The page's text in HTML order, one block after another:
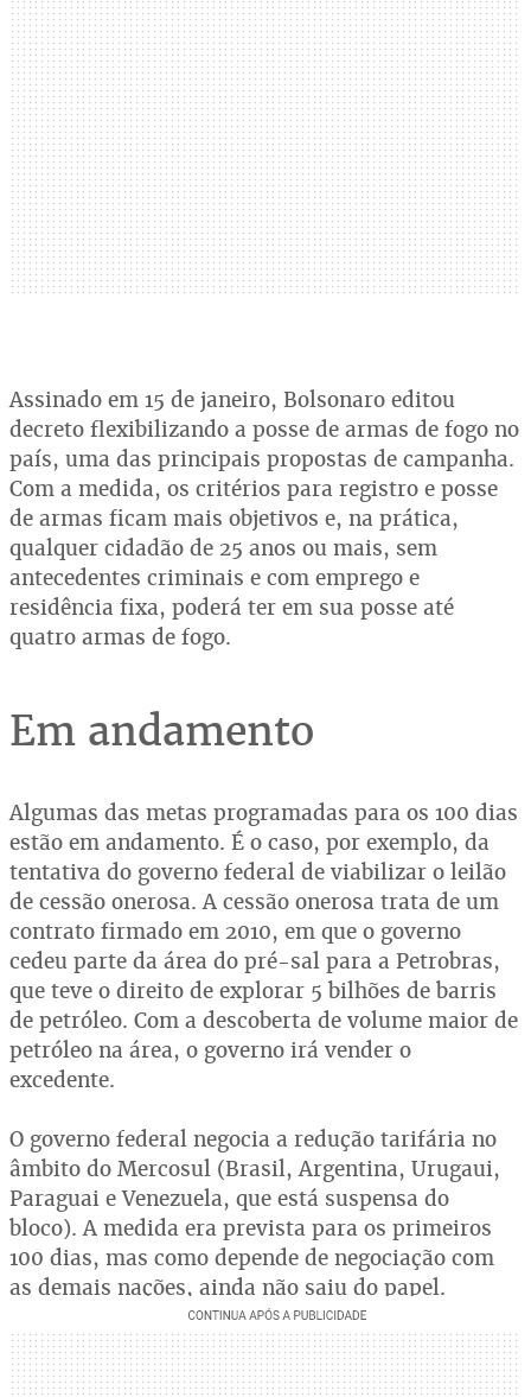
Assinado em 15 de janeiro, Bolsonaro editou
decreto flexibilizando a posse de armas de fogo no
país, uma das principais propostas de campanha.
Com a medida, os critérios para registro e posse
de armas ficam mais objetivos e, na prática,
qualquer cidadão de 25 anos ou mais, sem
antecedentes criminais e com emprego e
residência fixa, poderá ter em sua posse até
quatro armas de fogo.
Em andamento
Algumas das metas programadas para os 100 dias
estão em andamento. É o caso, por exemplo, da
tentativa do governo federal de viabilizar o leilão
de cessão onerosa. A cessão onerosa trata de um
contrato firmado em 2010, em que o governo
cedeu parte da área do pré-sal para a Petrobras,
que teve o direito de explorar 5 bilhões de barris
de petróleo. Com a descoberta de volume maior de
petróleo na área, o governo irá vender o
excedente.
O governo federal negocia a redução tarifária no
âmbito do Mercosul (Brasil, Argentina, Urugaui,
Paraguai e Venezuela, que está suspensa do
bloco). A medida era prevista para os primeiros
100 dias, mas como depende de negociação com
as demais nações, ainda não saiu do papel.